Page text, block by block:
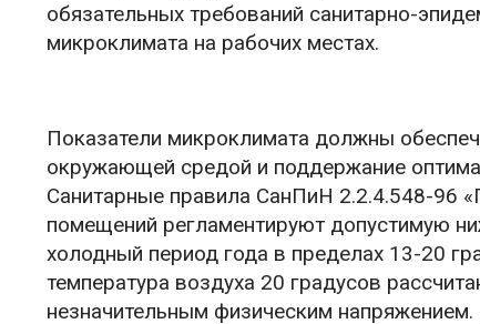
обязательных требований санитарно-
микроклимата на рабочих местах.
Показатели микроклимата должны
окружающей средой и поддержание
Санитарные правила СанПиН 2.2.4.548-96
помещений регламентируют допустимую
холодный период года в пределах 13-20
температура воздуха 20 градусов
незначительным физическим